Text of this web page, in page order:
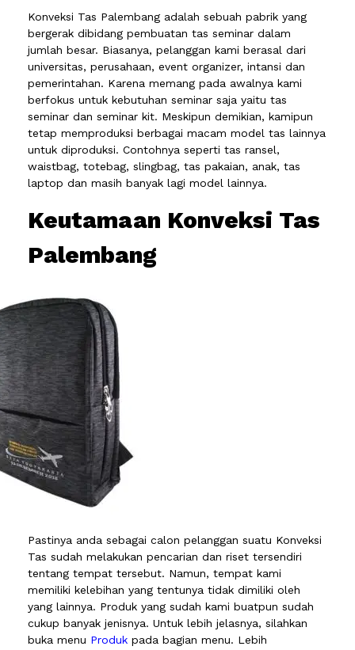
Konveksi Tas Palembang adalah sebuah pabrik yang
bergerak dibidang pembuatan tas seminar dalam
jumlah besar. Biasanya, pelanggan kami berasal dari
universitas, perusahaan, event organizer, intansi dan
pemerintahan. Karena memang pada awalnya kami
berfokus untuk kebutuhan seminar saja yaitu tas
seminar dan seminar kit. Meskipun demikian, kamipun
tetap memproduksi berbagai macam model tas lainnya
untuk diproduksi. Contohnya seperti tas ransel,
waistbag, totebag, slingbag, tas pakaian, anak, tas
laptop dan masih banyak lagi model lainnya.
Keutamaan Konveksi Tas
Palembang
Pastinya anda sebagai calon pelanggan suatu Konveksi
Tas sudah melakukan pencarian dan riset tersendiri
tentang tempat tersebut. Namun, tempat kami
memiliki kelebihan yang tentunya tidak dimiliki oleh
yang lainnya. Produk yang sudah kami buatpun sudah
cukup banyak jenisnya. Untuk lebih jelasnya, silahkan
buka menu Produk pada bagian menu. Lebih